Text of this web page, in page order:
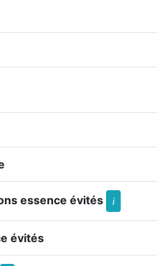
essence évités i
évités